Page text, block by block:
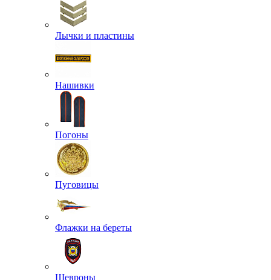
Лычки и пластины
Нашивки
Погоны
Пуговицы
Флажки на береты
Шевроны